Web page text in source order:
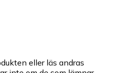
eller läs andras